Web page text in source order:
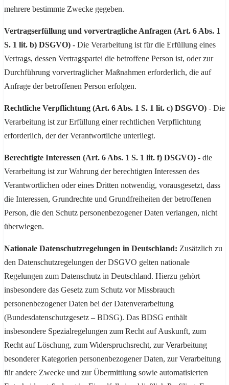
mehrere bestimmte Zwecke gegeben.
Vertragserfüllung und vorvertragliche Anfragen (Art. 6 Abs. 1
S. 1 lit. b) DSGVO) - Die Verarbeitung ist für die Erfüllung eines
Vertrags, dessen Vertragspartei die betroffene Person ist, oder zur
Durchführung vorvertraglicher Maßnahmen erforderlich, die auf
Anfrage der betroffenen Person erfolgen.
Rechtliche Verpflichtung (Art. 6 Abs. 1 S. 1 lit. c) DSGVO) - Die
Verarbeitung ist zur Erfüllung einer rechtlichen Verpflichtung
erforderlich, der der Verantwortliche unterliegt.
Berechtigte Interessen (Art. 6 Abs. 1 S. 1 lit. f) DSGVO) - die
Verarbeitung ist zur Wahrung der berechtigten Interessen des
Verantwortlichen oder eines Dritten notwendig, vorausgesetzt, dass
die Interessen, Grundrechte und Grundfreiheiten der betroffenen
Person, die den Schutz personenbezogener Daten verlangen, nicht
überwiegen.
Nationale Datenschutzregelungen in Deutschland: Zusätzlich zu
den Datenschutzregelungen der DSGVO gelten nationale
Regelungen zum Datenschutz in Deutschland. Hierzu gehört
insbesondere das Gesetz zum Schutz vor Missbrauch
personenbezogener Daten bei der Datenverarbeitung
(Bundesdatenschutzgesetz – BDSG). Das BDSG enthält
insbesondere Spezialregelungen zum Recht auf Auskunft, zum
Recht auf Löschung, zum Widerspruchsrecht, zur Verarbeitung
besonderer Kategorien personenbezogener Daten, zur Verarbeitung
für andere Zwecke und zur Übermittlung sowie automatisierten